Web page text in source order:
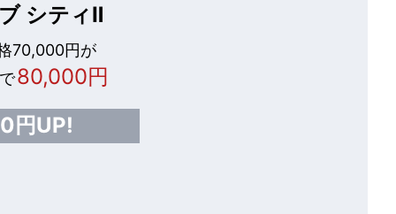
シティⅡ
70,000円が
80,000円
円UP!